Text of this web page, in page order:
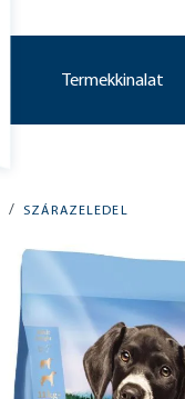
Termekkinalat
/ SZÁRAZELEDEL